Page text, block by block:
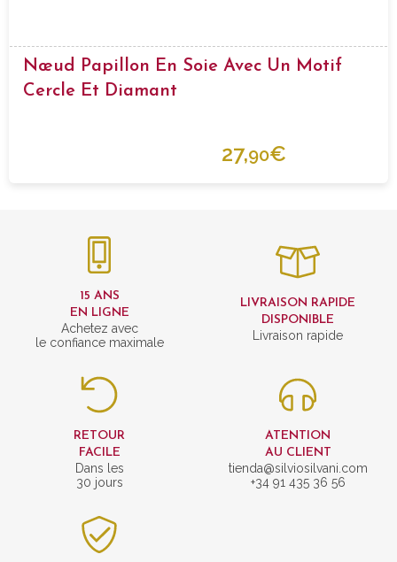
Nœud Papillon En Soie Avec Un Motif
Cercle Et Diamant
27,90€
15 ANS
EN LIGNE
Achetez avec
le confiance maximale
LIVRAISON RAPIDE
DISPONIBLE
Livraison rapide
RETOUR
FACILE
Dans les
30 jours
ATENTION
AU CLIENT
tienda@silviosilvani.com
+34 91 435 36 56